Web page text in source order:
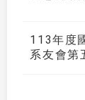
113年度
系友會第